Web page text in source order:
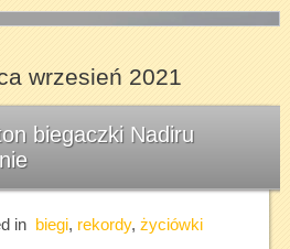
wrzesień 2021
biegaczki Nadiru
in biegi, rekordy, życiówki